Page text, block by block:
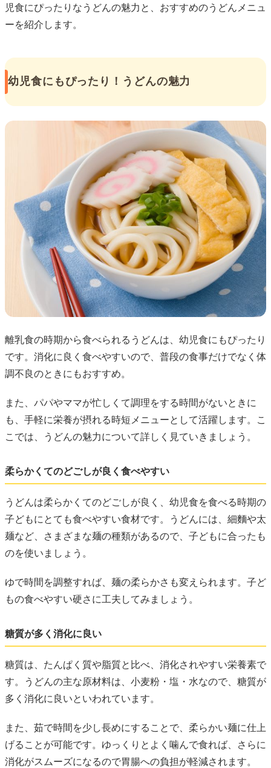
児食にぴったりなうどんの魅力と、おすすめのうどんメニュ
ーを紹介します。
幼児食にもぴったり！うどんの魅力
離乳食の時期から食べられるうどんは、幼児食にもぴったり
です。消化に良く食べやすいので、普段の食事だけでなく体
調不良のときにもおすすめ。
また、パパやママが忙しくて調理をする時間がないときに
も、手軽に栄養が摂れる時短メニューとして活躍します。こ
こでは、うどんの魅力について詳しく見ていきましょう。
柔らかくてのどごしが良く食べやすい
うどんは柔らかくてのどごしが良く、幼児食を食べる時期の
子どもにとても食べやすい食材です。うどんには、細麵や太
麺など、さまざまな麺の種類があるので、子どもに合ったも
のを使いましょう。
ゆで時間を調整すれば、麺の柔らかさも変えられます。子ど
もの食べやすい硬さに工夫してみましょう。
糖質が多く消化に良い
糖質は、たんぱく質や脂質と比べ、消化されやすい栄養素で
す。うどんの主な原材料は、小麦粉・塩・水なので、糖質が
多く消化に良いといわれています。
また、茹で時間を少し長めにすることで、柔らかい麺に仕上
げることが可能です。ゆっくりとよく噛んで食れば、さらに
消化がスムーズになるので胃腸への負担が軽減されます。